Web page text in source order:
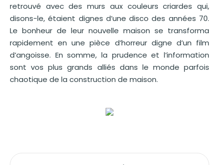
retrouvé avec des murs aux couleurs criardes qui,
disons-le, étaient dignes d’une disco des années 70.
Le bonheur de leur nouvelle maison se transforma
rapidement en une pièce d’horreur digne d’un film
d’angoisse. En somme, la prudence et l’information
sont vos plus grands alliés dans le monde parfois
chaotique de la construction de maison.